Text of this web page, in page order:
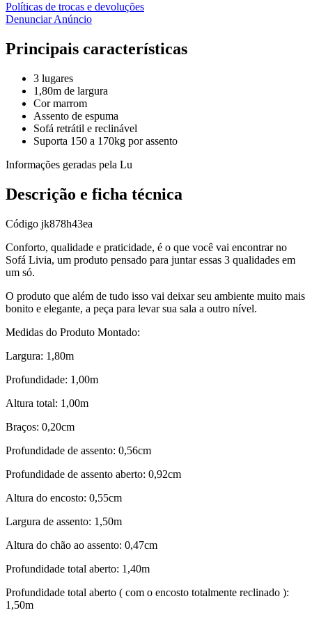
Políticas de trocas e devoluções
Denunciar Anúncio
Principais características
3 lugares
1,80m de largura
Cor marrom
Assento de espuma
Sofá retrátil e reclinável
Suporta 150 a 170kg por assento
Informações geradas pela Lu
Descrição e ficha técnica
Código jk878h43ea
Conforto, qualidade e praticidade, é o que você vai encontrar no
Sofá Livia, um produto pensado para juntar essas 3 qualidades em
um só.
O produto que além de tudo isso vai deixar seu ambiente muito mais
bonito e elegante, a peça para levar sua sala a outro nível.
Medidas do Produto Montado:
Largura: 1,80m
Profundidade: 1,00m
Altura total: 1,00m
Braços: 0,20cm
Profundidade de assento: 0,56cm
Profundidade de assento aberto: 0,92cm
Altura do encosto: 0,55cm
Largura de assento: 1,50m
Altura do chão ao assento: 0,47cm
Profundidade total aberto: 1,40m
Profundidade total aberto ( com o encosto totalmente reclinado ):
1,50m